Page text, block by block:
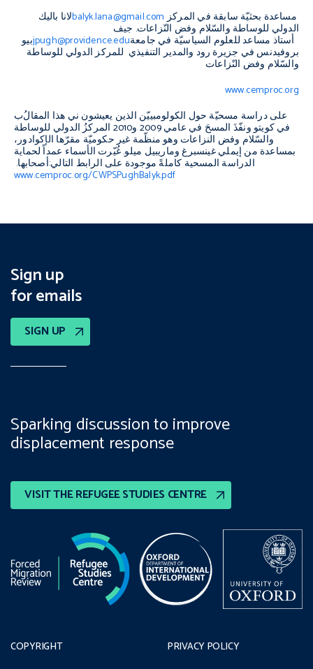
لانا باليكbalyk.lana@gmail.com مساعدة بحثيّة سابقة في المركز
الدولي للوساطة والسّلام وفض النّزاعات. جيف
بيوjpugh@providence.eduأستاذ مساعد للعلوم السياسيّة في جامعة
بروفيدنس في جزيرة رود والمدير التنفيذي للمركز الدولي للوساطة
والسّلام وفض النّزاعات
www.cemproc.org
بني هذا المقال على دراسة مسحيّة حول الكولومبييّن الذين يعيشون
في كويتو ونفّذَ المسحَ في عامي 2009 و2010 المركزُ الدولي للوساطة
والسّلام وفض النزاعات وهو منظّمة غير حكوميّة مقرّها الإكوادور،
بمساعدة من إيملي غينسبرغ وماريبيل ميلو. غُيّرت الأسماء عمداً لحماية
أصحابها.الدراسة المسحية كاملةً موجودة على الرابط التالي:
www.cemproc.org/CWPSPughBalyk.pdf
Sign up
for emails
SIGN UP
VISIT THE REFUGEE STUDIES CENTRE
Sparking discussion to improve
displacement response
COPYRIGHT PRIVACY POLICY